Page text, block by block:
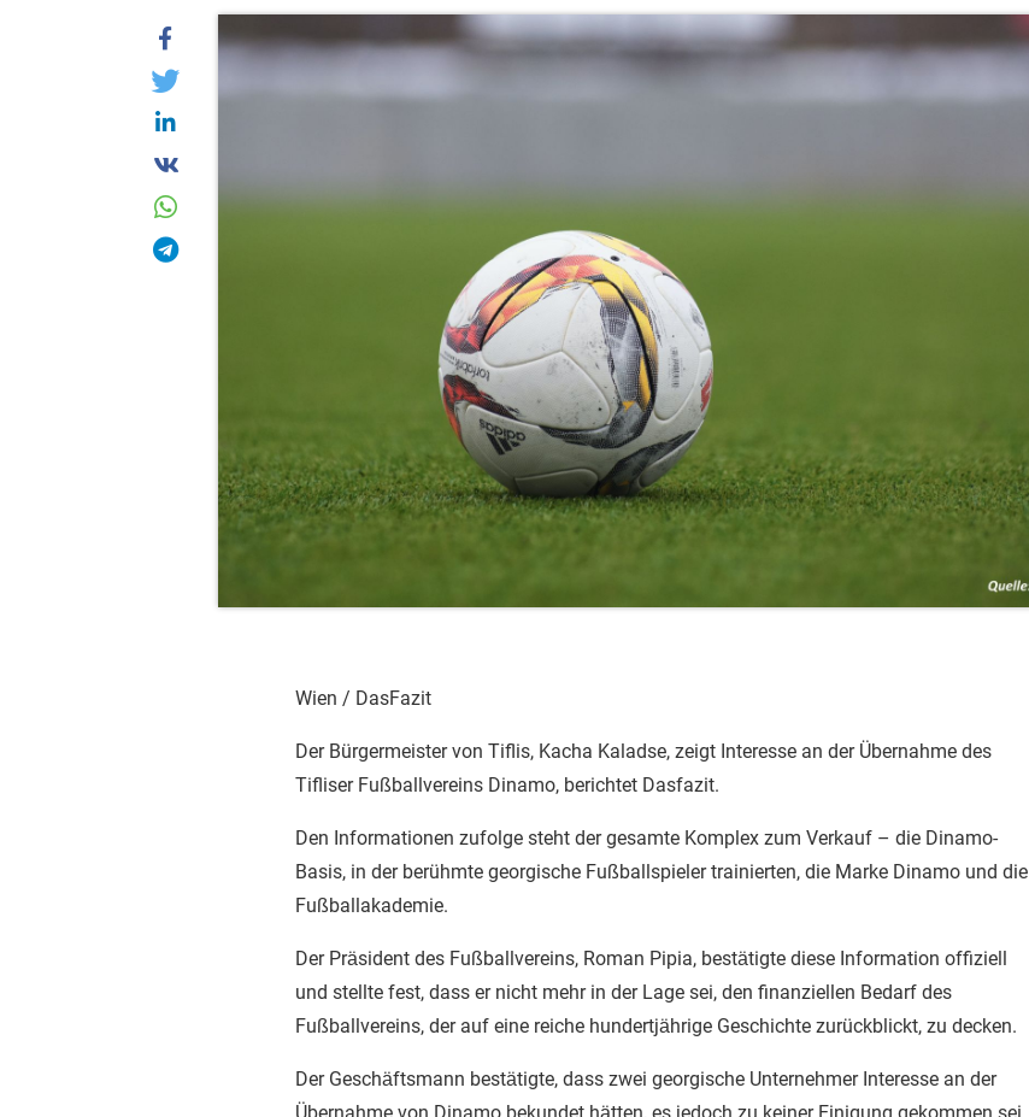
Wien / DasFazit
Der Bürgermeister von Tiflis, Kacha Kaladse, zeigt Interesse an der Übernahme des
Tifliser Fußballvereins Dinamo, berichtet Dasfazit.
Den Informationen zufolge steht der gesamte Komplex zum Verkauf – die Dinamo-
Basis, in der berühmte georgische Fußballspieler trainierten, die Marke Dinamo und die
Fußballakademie.
Der Präsident des Fußballvereins, Roman Pipia, bestätigte diese Information offiziell
und stellte fest, dass er nicht mehr in der Lage sei, den finanziellen Bedarf des
Fußballvereins, der auf eine reiche hundertjährige Geschichte zurückblickt, zu decken.
Der Geschäftsmann bestätigte, dass zwei georgische Unternehmer Interesse an der